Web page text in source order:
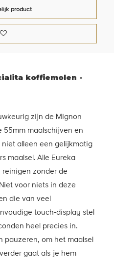
product
koffiemolen -
zijn de Mignon
55mm maalschijven en
alleen een gelijkmatig
maalsel. Alle Eureka
reinigen zonder de
voor niets in deze
die van veel
touch-display stel
heel precies in.
pauzeren, om het maalsel
gaat als je hem